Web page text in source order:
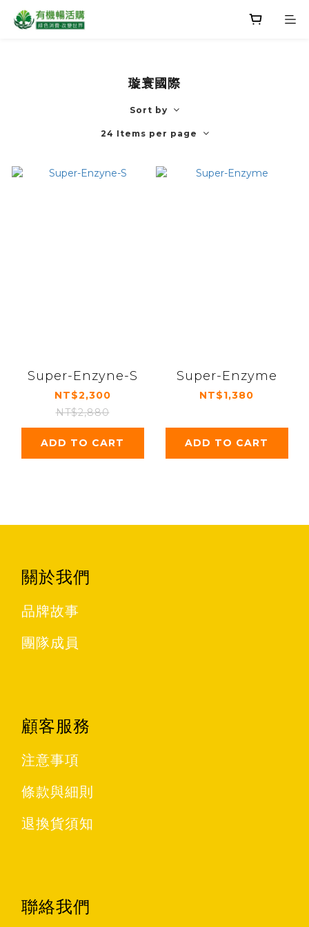
璇寰國際
Sort by
24 Items per page
Super-Enzyne-S
NT$2,300
NT$2,880
ADD TO CART
Super-Enzyme
NT$1,380
ADD TO CART
關於我們
品牌故事
團隊成員
顧客服務
注意事項
條款與細則
退換貨須知
聯絡我們